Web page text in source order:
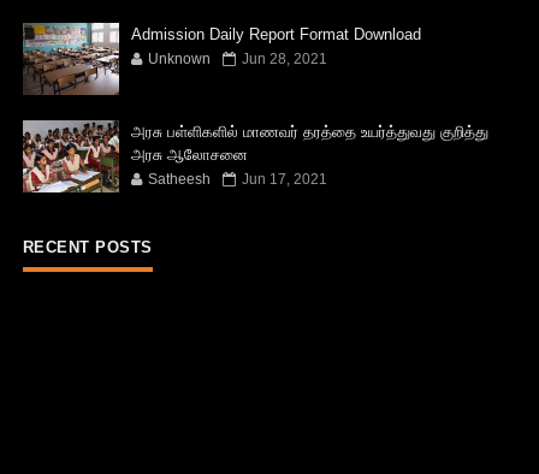
Admission Daily Report Format Download
Unknown Jun 28, 2021
அரசு பள்ளிகளில் மாணவர் தரத்தை உயர்த்துவது குறித்து
அரசு ஆலோசனை
Satheesh Jun 17, 2021
RECENT POSTS